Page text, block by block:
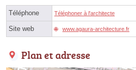
Téléphone Téléphoner à l'architecte
Site web www.agaura-architecture.fr
Plan et adresse